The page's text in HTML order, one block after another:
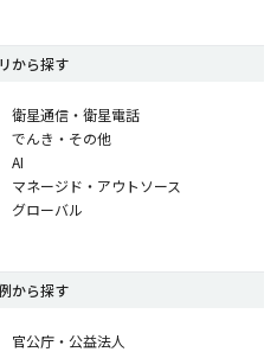
から探す
衛星通信・衛星電話
でんき・その他
AI
マネージド・アウトソース
グローバル
から探す
官公庁・公益法人